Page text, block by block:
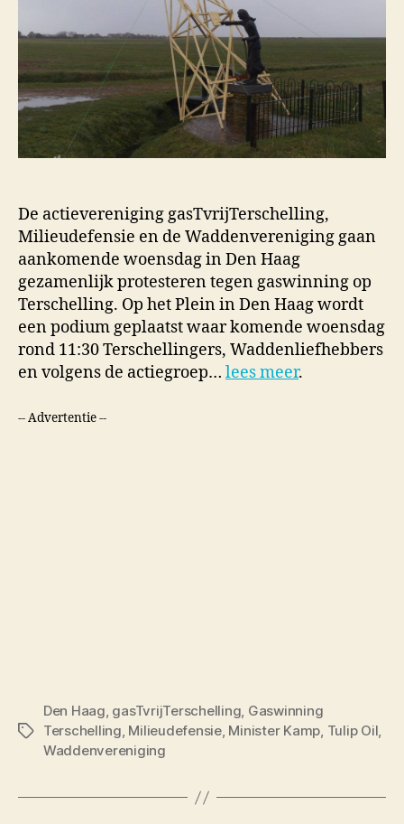
De actievereniging gasTvrijTerschelling,
Milieudefensie en de Waddenvereniging gaan
aankomende woensdag in Den Haag
gezamenlijk protesteren tegen gaswinning op
Terschelling. Op het Plein in Den Haag wordt
een podium geplaatst waar komende woensdag
rond 11:30 Terschellingers, Waddenliefhebbers
en volgens de actiegroep… lees meer.
-- Advertentie --
Tags
Den Haag, gasTvrijTerschelling, Gaswinning
Terschelling, Milieudefensie, Minister Kamp, Tulip Oil,
Waddenvereniging